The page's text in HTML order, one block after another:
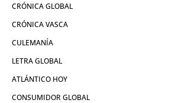
CRÓNICA GLOBAL
CRÓNICA VASCA
CULEMANÍA
LETRA GLOBAL
ATLÁNTICO HOY
CONSUMIDOR GLOBAL